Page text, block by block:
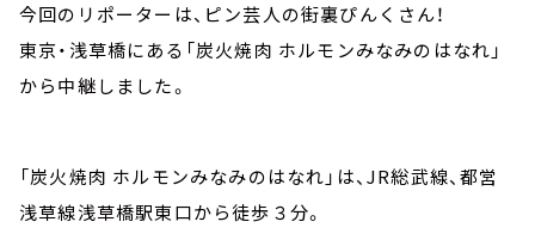
今回のリポーターは、ピン芸人の街裏ぴんくさん！
東京・浅草橋にある「炭火焼肉 ホルモンみなみのはなれ」
から中継しました。
「炭火焼肉 ホルモンみなみのはなれ」は、JR総武線、都営
浅草線浅草橋駅東口から徒歩３分。